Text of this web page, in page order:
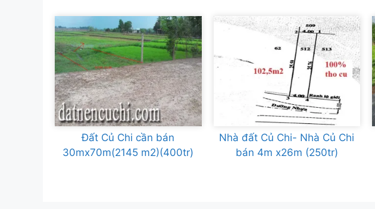
Đất Củ Chi cần bán
30mx70m(2145 m2)(400tr)
Nhà đất Củ Chi- Nhà Củ Chi
bán 4m x26m (250tr)